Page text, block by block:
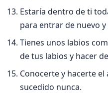
Estarí­a dentro de ti
para entrar de nuevo y
Tienes unos labios
de tus labios y hacer
Conocerte y hacerte
sucedido nunca.